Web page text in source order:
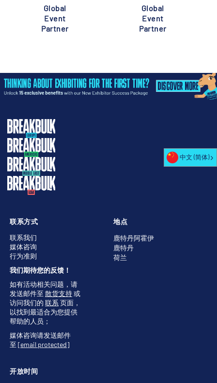
Global
Event
Partner
Global
Event
Partner
地点
鹿特丹阿霍伊
鹿特丹
荷兰
开放时间
联系方式
联系我们
媒体咨询
行为准则
我们期待您的反馈！
如有活动相关问题，请
发送邮件至 散货支持或
访问我们的 联系 页面，
以找到最适合为您提供
帮助的人员；
媒体咨询请发送邮件
至 [email protected]
中文 (简体)